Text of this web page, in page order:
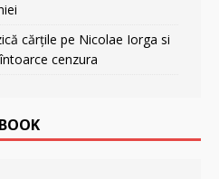
cărțile pe Nicolae Iorga si
cenzura